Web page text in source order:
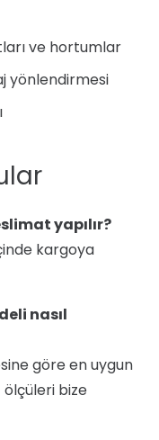
ve hortumlar
yönlendirmesi
yapılır?
kargoya
nasıl
göre en uygun
bize